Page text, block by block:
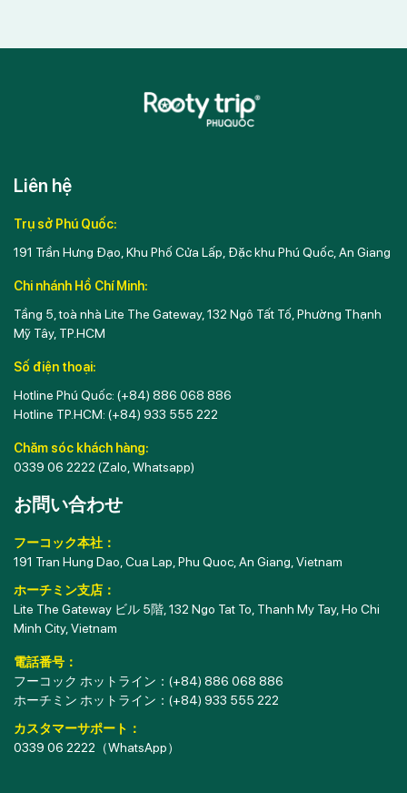
Liên hệ
Trụ sở Phú Quốc:
191 Trần Hưng Đạo, Khu Phố Cửa Lấp, Đặc khu Phú Quốc, An Giang
Chi nhánh Hồ Chí Minh:
Tầng 5, toà nhà Lite The Gateway, 132 Ngô Tất Tố, Phường Thạnh
Mỹ Tây, TP.HCM
Số điện thoại:
Hotline Phú Quốc: (+84) 886 068 886
Hotline TP.HCM: (+84) 933 555 222
Chăm sóc khách hàng:
0339 06 2222 (Zalo, Whatsapp)
お問い合わせ
フーコック本社：
191 Tran Hung Dao, Cua Lap, Phu Quoc, An Giang, Vietnam
ホーチミン支店：
Lite The Gateway ビル 5階, 132 Ngo Tat To, Thanh My Tay, Ho Chi
Minh City, Vietnam
電話番号：
フーコック ホットライン： (+84) 886 068 886
ホーチミン ホットライン： (+84) 933 555 222
カスタマーサポート：
0339 06 2222 （WhatsApp）